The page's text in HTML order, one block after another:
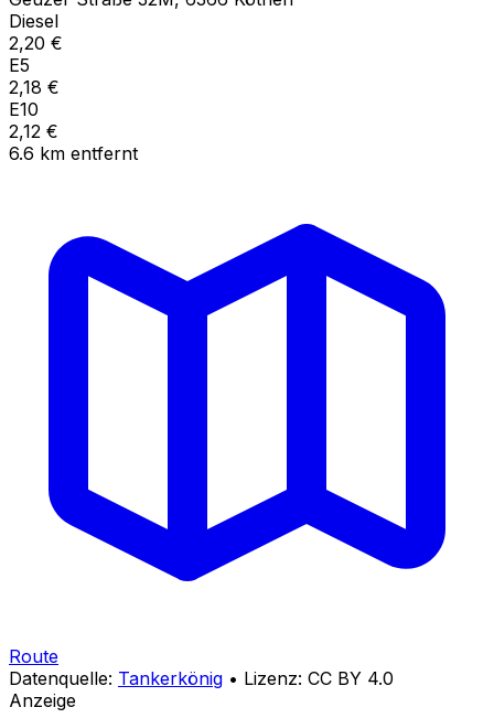
Diesel
2,20 €
E5
2,18 €
E10
2,12 €
6.6 km entfernt
Route
Datenquelle: Tankerkönig • Lizenz: CC BY 4.0
Anzeige